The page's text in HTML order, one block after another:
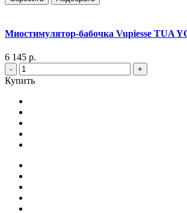
Миостимулятор-бабочка Vupiesse TUA
6 145 р.
- +
Купить